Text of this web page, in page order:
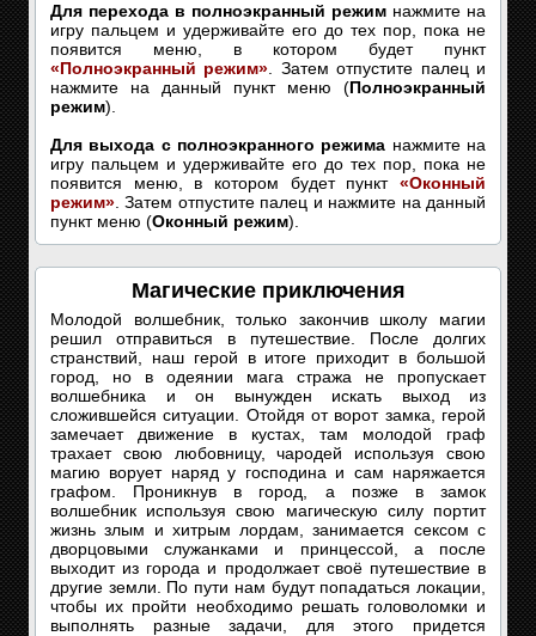
Для перехода в полноэкранный режим нажмите на
игру пальцем и удерживайте его до тех пор, пока не
появится меню, в котором будет пункт
«Полноэкранный режим» . Затем отпустите палец и
нажмите на данный пункт меню (Полноэкранный
режим).
Для выхода с полноэкранного режима нажмите на
игру пальцем и удерживайте его до тех пор, пока не
появится меню, в котором будет пункт «Оконный
режим» . Затем отпустите палец и нажмите на данный
пункт меню (Оконный режим).
Магические приключения
Молодой волшебник, только закончив школу магии
решил отправиться в путешествие. После долгих
странствий, наш герой в итоге приходит в большой
город, но в одеянии мага стража не пропускает
волшебника и он вынужден искать выход из
сложившейся ситуации. Отойдя от ворот замка, герой
замечает движение в кустах, там молодой граф
трахает свою любовницу, чародей используя свою
магию ворует наряд у господина и сам наряжается
графом. Проникнув в город, а позже в замок
волшебник используя свою магическую силу портит
жизнь злым и хитрым лордам, занимается сексом с
дворцовыми служанками и принцессой, а после
выходит из города и продолжает своё путешествие в
другие земли. По пути нам будут попадаться локации,
чтобы их пройти необходимо решать головоломки и
выполнять разные задачи, для этого придется